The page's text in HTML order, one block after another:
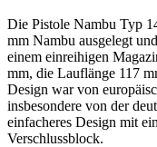
Die Pistole Nambu Typ
mm Nambu ausgelegt
einem einreihigen
mm, die Lauflänge 117
Design war von
insbesondere von der
einfacheres Design mit
Verschlussblock.